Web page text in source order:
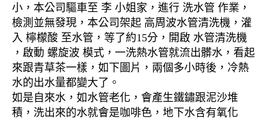
小，本公司驅車至 李 小姐家，進行 洗水管 作業，
檢測並無發現，本公司架起 高周波水管清洗機，灌
入 檸檬酸 至水管，等了約15分，開啟 水管清洗機
，啟動 螺旋波 模式，一洗熱水管就流出髒水，看起
來跟青草茶一樣，如下圖片，兩個多小時後，冷熱
水的出水量都變大了。
如是自來水，如水管老化，會產生鐵鏽跟泥沙堆
積，洗出來的水就會是咖啡色，地下水含有氧化